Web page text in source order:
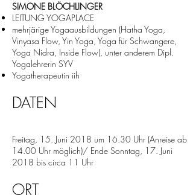
SIMONE BLÖCHLINGER
LEITUNG YOGAPLACE
mehrjärige Yogaausbildungen (Hatha Yoga,
Vinyasa Flow, Yin Yoga, Yoga für Schwangere,
Yoga Nidra, Inside Flow), unter anderem Dipl.
Yogalehrerin SYV
Yogatherapeutin iih
DATEN
Freitag, 15. Juni 2018 um 16.30 Uhr (Anreise ab
14.00 Uhr möglich)/ Ende Sonntag, 17. Juni
2018 bis circa 11 Uhr
ORT